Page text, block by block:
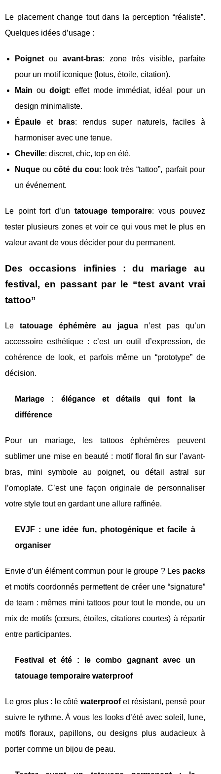
Le placement change tout dans la perception “réaliste”.
Quelques idées d’usage :
Poignet ou avant-bras: zone très visible, parfaite
pour un motif iconique (lotus, étoile, citation).
Main oudoigt: effet mode immédiat, idéal pour un
design minimaliste.
Épaule et bras: rendus super naturels, faciles à
harmoniser avec une tenue.
Cheville: discret, chic, top en été.
Nuque oucôté du cou: look très “tattoo”, parfait pour
un événement.
Le point fort d’un tatouage temporaire: vous pouvez
tester plusieurs zones et voir ce qui vous met le plus en
valeur avant de vous décider pour du permanent.
Des occasions infinies : du mariage au
festival, en passant par le “test avant vrai
tattoo”
Le tatouage éphémère au jaguan’est pas qu’un
accessoire esthétique : c’est un outil d’expression, de
cohérence de look, et parfois même un “prototype” de
décision.
Mariage : élégance et détails qui font la
différence
Pour un mariage, les tattoos éphémères peuvent
sublimer une mise en beauté : motif floral fin sur l’avant-
bras, mini symbole au poignet, ou détail astral sur
l’omoplate. C’est une façon originale de personnaliser
votre style tout en gardant une allure raffinée.
EVJF : une idée fun, photogénique et facile à
organiser
Envie d’un élément commun pour le groupe ? Les packs
et motifs coordonnés permettent de créer une “signature”
de team : mêmes mini tattoos pour tout le monde, ou un
mix de motifs (cœurs, étoiles, citations courtes) à répartir
entre participantes.
Festival et été : le combo gagnant avec un
tatouage temporaire waterproof
Le gros plus : le côté waterproofet résistant, pensé pour
suivre le rythme. À vous les looks d’été avec soleil, lune,
motifs floraux, papillons, ou designs plus audacieux à
porter comme un bijou de peau.